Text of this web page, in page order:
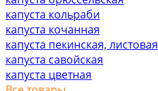
капуста кольраби
капуста кочанная
капуста пекинская, листовая
капуста савойская
капуста цветная